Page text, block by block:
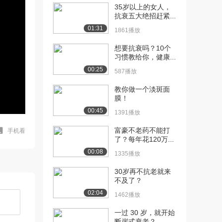
手机看
01:31
35岁以上的女人，
抗衰五大绝招赶紧...
1861播放
00:25
想要抗衰吗？10个
习惯教给你，健康...
587播放
00:45
教你做一个淡斑面
膜！
1391播放
00:08
富豪不老药不能打
了？每年花120万...
1335播放
02:04
30岁再不抗老就来
不及了？
1462播放
一过 30 岁，就开始